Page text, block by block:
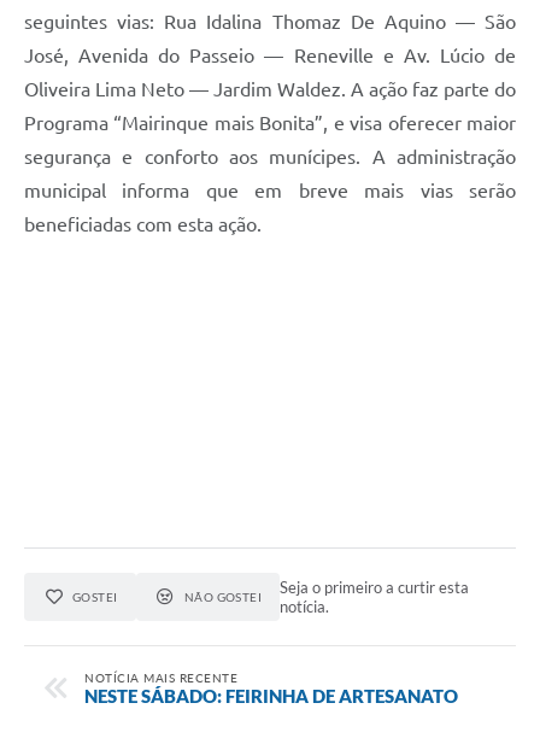
seguintes vias: Rua Idalina Thomaz De Aquino — São
José, Avenida do Passeio — Reneville e Av. Lúcio de
Oliveira Lima Neto — Jardim Waldez. A ação faz parte do
Programa “Mairinque mais Bonita”, e visa oferecer maior
segurança e conforto aos munícipes. A administração
municipal informa que em breve mais vias serão
beneficiadas com esta ação.
GOSTEI NÃO GOSTEI
Seja o primeiro a curtir esta
notícia.
NOTÍCIA MAIS RECENTE
NESTE SÁBADO: FEIRINHA DE ARTESANATO